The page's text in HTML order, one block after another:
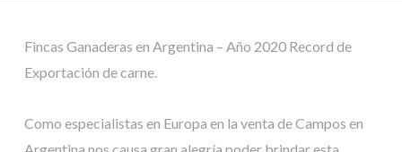
Fincas Ganaderas en Argentina – Año 2020 Record de
Exportación de carne.
Como especialistas en Europa en la venta de Campos en